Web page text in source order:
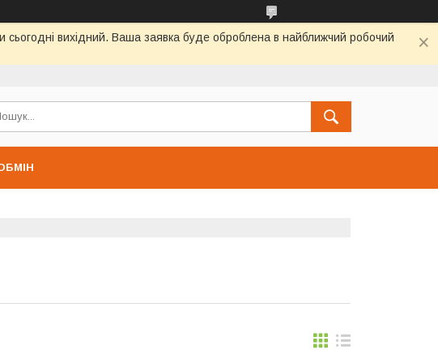
сьогодні вихідний. Ваша заявка буде оброблена в найближчий робочий